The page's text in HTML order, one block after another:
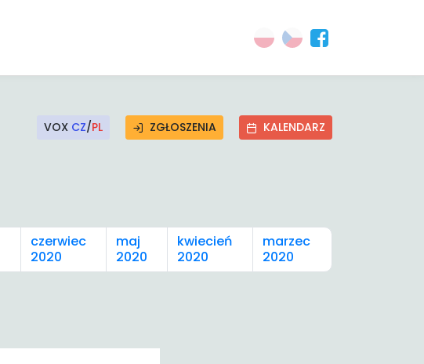
VOX CZ/PL ZGŁOSZENIA KALENDARZ
czerwiec
2020
maj
2020
kwiecień
2020
marzec
2020